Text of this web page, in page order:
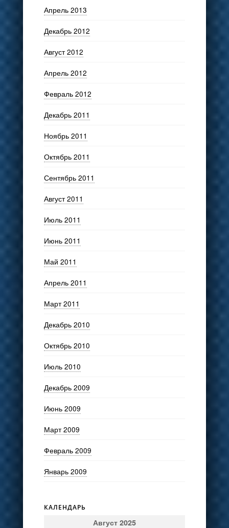
Апрель 2013
Декабрь 2012
Август 2012
Апрель 2012
Февраль 2012
Декабрь 2011
Ноябрь 2011
Октябрь 2011
Сентябрь 2011
Август 2011
Июль 2011
Июнь 2011
Май 2011
Апрель 2011
Март 2011
Декабрь 2010
Октябрь 2010
Июль 2010
Декабрь 2009
Июнь 2009
Март 2009
Февраль 2009
Январь 2009
КАЛЕНДАРЬ
Август 2025